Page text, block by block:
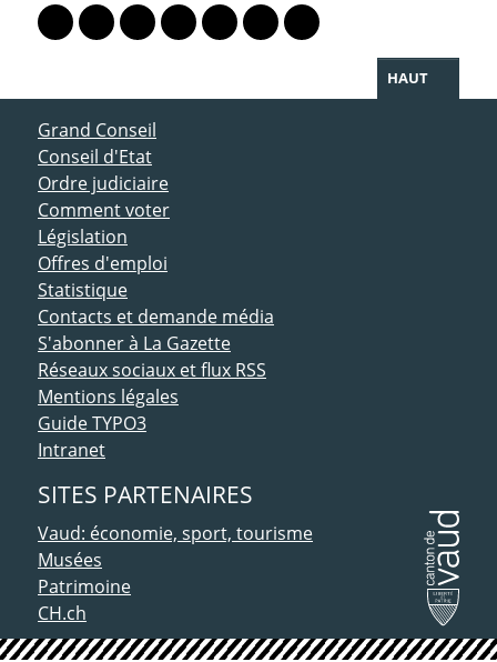
Lien vers le profil Mastodon
Lien vers le profil Bluesky
Lien vers le profil Instagram
Lien vers le profil Linkedin
Lien vers le profil Facebook
Lien vers le profil Twitter
Partager par WhatsApp
HAUT
ACCÈS DIRECT
Grand Conseil
Conseil d'Etat
Ordre judiciaire
Comment voter
Législation
Offres d'emploi
Statistique
Contacts et demande média
S'abonner à La Gazette
Réseaux sociaux et flux RSS
Mentions légales
Guide TYPO3
Intranet
SITES PARTENAIRES
Vaud: économie, sport, tourisme
Musées
Patrimoine
CH.ch